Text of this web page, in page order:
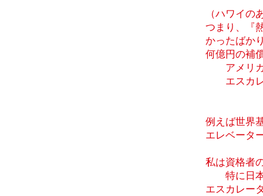
（ハワイの
つまり、『
かったばか
何億円の補
アメリカ
エスカレ
例えば世界
エレベータ
私は資格者
特に日本
エスカレー